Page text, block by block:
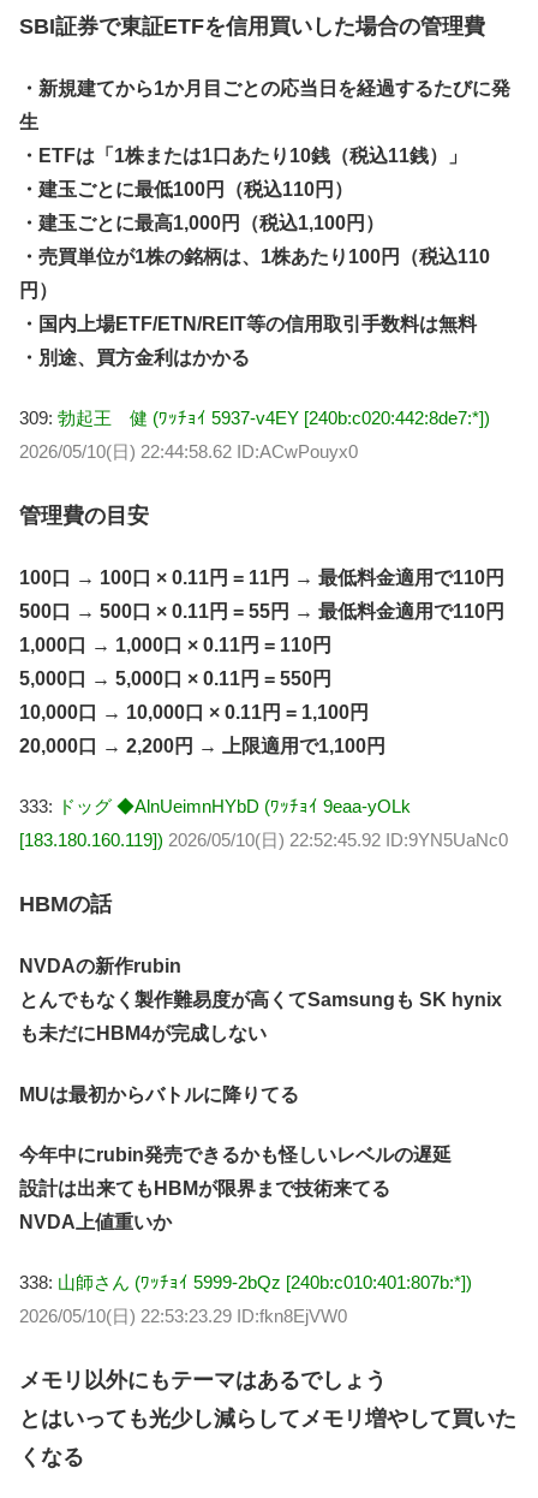
SBI証券で東証ETFを信用買いした場合の管理費
・新規建てから1か月目ごとの応当日を経過するたびに発
生
・ETFは「1株または1口あたり10銭（税込11銭）」
・建玉ごとに最低100円（税込110円）
・建玉ごとに最高1,000円（税込1,100円）
・売買単位が1株の銘柄は、1株あたり100円（税込110
円）
・国内上場ETF/ETN/REIT等の信用取引手数料は無料
・別途、買方金利はかかる
309: 勃起王 健 (ﾜｯﾁｮｲ 5937-v4EY [240b:c020:442:8de7:*])
2026/05/10(日) 22:44:58.62 ID:ACwPouyx0
管理費の目安
100口 → 100口 × 0.11円 = 11円 → 最低料金適用で110円
500口 → 500口 × 0.11円 = 55円 → 最低料金適用で110円
1,000口 → 1,000口 × 0.11円 = 110円
5,000口 → 5,000口 × 0.11円 = 550円
10,000口 → 10,000口 × 0.11円 = 1,100円
20,000口 → 2,200円 → 上限適用で1,100円
333: ドッグ ◆AlnUeimnHYbD (ﾜｯﾁｮｲ 9eaa-yOLk
[183.180.160.119]) 2026/05/10(日) 22:52:45.92 ID:9YN5UaNc0
HBMの話
NVDAの新作rubin
とんでもなく製作難易度が高くてSamsungも SK hynix
も未だにHBM4が完成しない
MUは最初からバトルに降りてる
今年中にrubin発売できるかも怪しいレベルの遅延
設計は出来てもHBMが限界まで技術来てる
NVDA上値重いか
338: 山師さん (ﾜｯﾁｮｲ 5999-2bQz [240b:c010:401:807b:*])
2026/05/10(日) 22:53:23.29 ID:fkn8EjVW0
メモリ以外にもテーマはあるでしょう
とはいっても光少し減らしてメモリ増やして買いた
くなる